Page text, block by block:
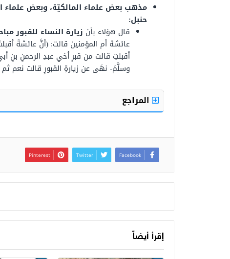
مذهب بعض علماء المالكيّة، وبعض علماء
حنبل:
قال هؤلاء بأن زيارة النساء للقبور
عائشة أم المؤمنين قالت: (أنَّ عائشةَ
أقبلتِ قالت من قبرِ أخي عبدِ الرحمنِ بنِ
وسلَّمَ- نهَى عن زيارةِ القبورِ قالت نعم ثم
المراجع
Facebook
Twitter
Pinterest
إقرأ أيضاً